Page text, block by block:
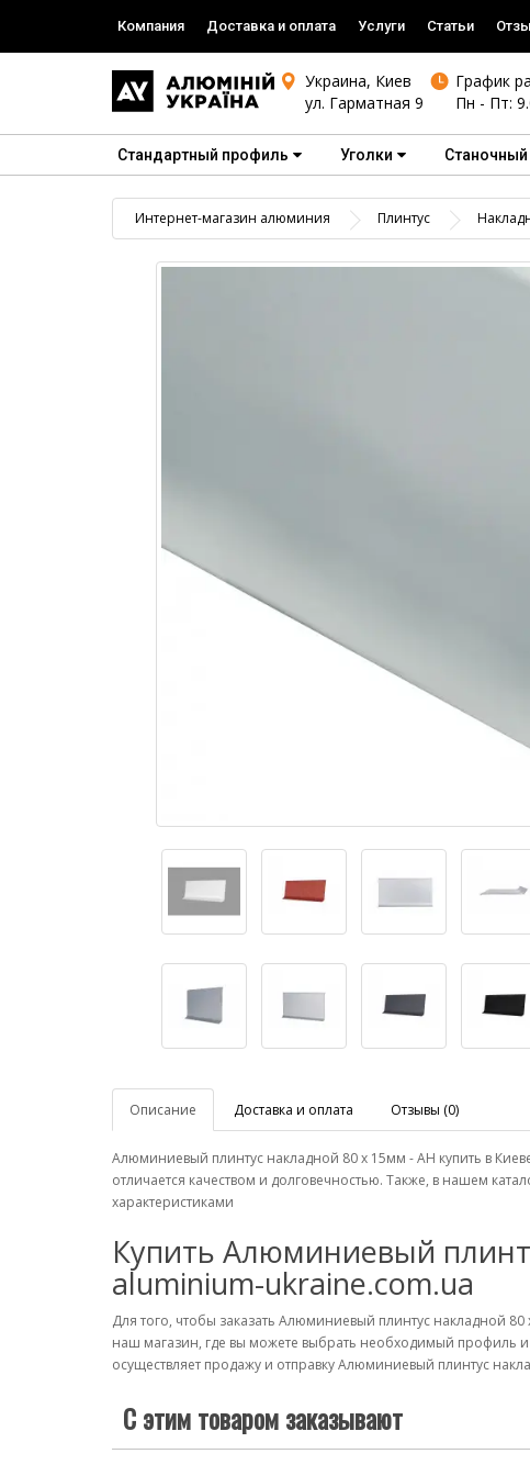
Компания Доставка и оплата Услуги Статьи
Украина, Киев
ул. Гарматная 9
График
Пн - Пт:
Стандартный профиль Уголки
Интернет-магазин алюминия Плинтус
Описание Доставка и оплата Отзывы (0)
Алюминиевый плинтус накладной 80 х 15мм - АН купить в
отличается качеством и долговечностью. Также, в нашем
характеристиками
Купить Алюминиевый
aluminium-ukraine.com.ua
Для того, чтобы заказать Алюминиевый плинтус накладной
наш магазин, где вы можете выбрать необходимый профиль
осуществляет продажу и отправку Алюминиевый плинтус
С этим товаром заказывают